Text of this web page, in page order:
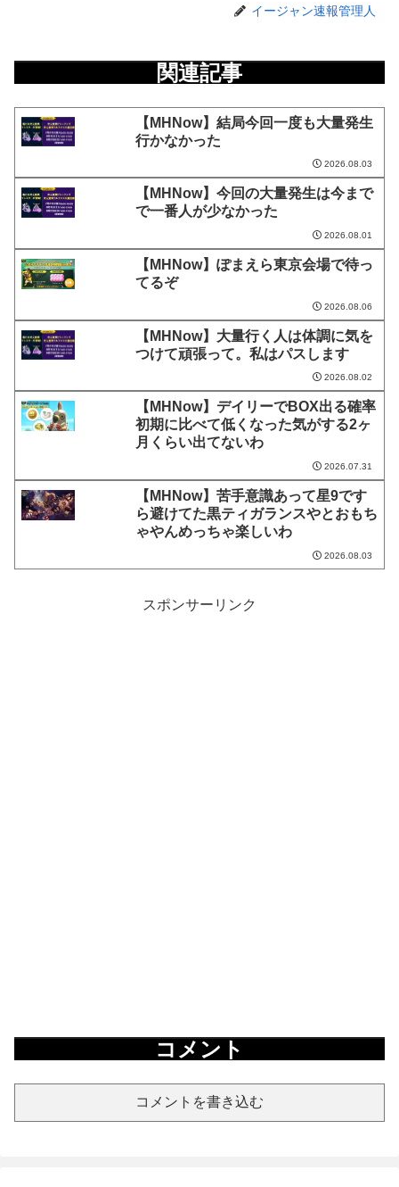
イージャン速報管理人
関連記事
【MHNow】結局今回一度も大量発生
行かなかった
2026.08.03
【MHNow】今回の大量発生は今まで
で一番人が少なかった
2026.08.01
【MHNow】ぽまえら東京会場で待っ
てるぞ
2026.08.06
【MHNow】大量行く人は体調に気を
つけて頑張って。私はパスします
2026.08.02
【MHNow】デイリーでBOX出る確率
初期に比べて低くなった気がする2ヶ
月くらい出てないわ
2026.07.31
【MHNow】苦手意識あって星9です
ら避けてた黒ティガランスやとおもち
ゃやんめっちゃ楽しいわ
2026.08.03
スポンサーリンク
コメント
コメントを書き込む